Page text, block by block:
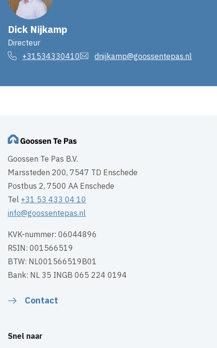
Dick Nijkamp
Directeur
+31534330410
dnijkamp@goossentepas.nl
Goossen Te Pas B.V.
Marssteden 200, 7547 TD Enschede
Postbus 2, 7500 AA Enschede
Tel +31 53 433 04 10
info@goossentepas.nl
KVK-nummer: 06044896
RSIN: 001566519
BTW: NL001566519B01
Bank: NL 35 INGB 065 224 0194
Contact
Snel naar